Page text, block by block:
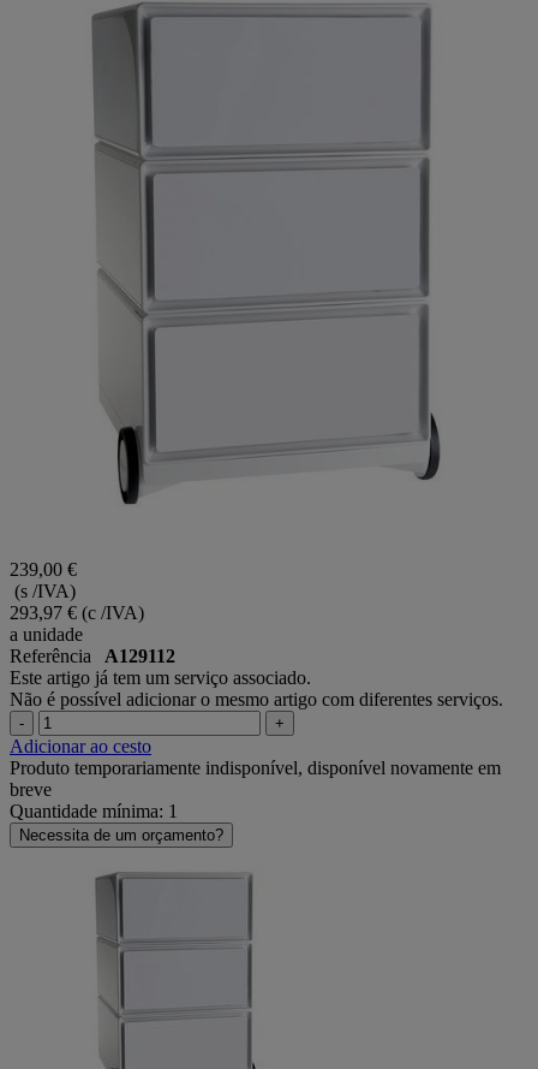
239,00 €
(s /IVA)
293,97 € (c /IVA)
a unidade
Referência A129112
Este artigo já tem um serviço associado.
Não é possível adicionar o mesmo artigo com diferentes serviços.
- +
Adicionar ao cesto
Produto temporariamente indisponível, disponível novamente em
breve
Quantidade mínima: 1
Necessita de um orçamento?